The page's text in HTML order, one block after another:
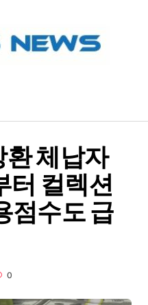
체납자
터 컬렉션
점수도 급
0